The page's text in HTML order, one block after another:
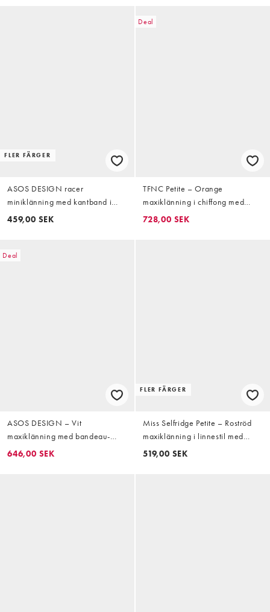
FLER FÄRGER
ASOS DESIGN racer
miniklänning med kantband i
orange
459,00 SEK
Deal
TFNC Petite – Orange
maxiklänning i chiffong med
draperad ringning
728,00 SEK
Deal
ASOS DESIGN – Vit
maxiklänning med bandeau-
ringning och broderad spetsfåll i
646,00 SEK
FLER FÄRGER
Miss Selfridge Petite – Roströd
maxiklänning i linnestil med
halterneck
519,00 SEK